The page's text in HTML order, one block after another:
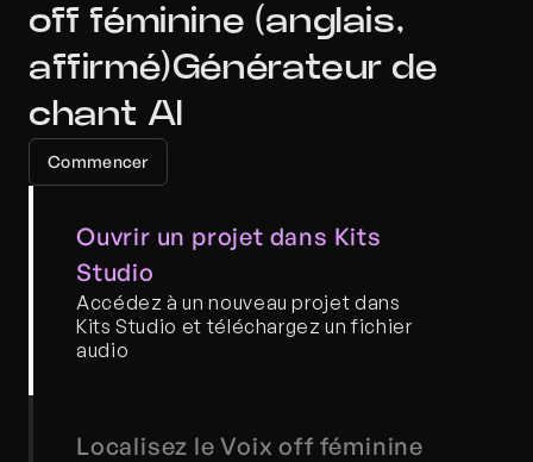
off féminine (anglais,
affirmé)Générateur de
chant AI
Commencer
Ouvrir un projet dans Kits
Studio
Accédez à un nouveau projet dans
Kits Studio et téléchargez un fichier
audio
Localisez le Voix off féminine